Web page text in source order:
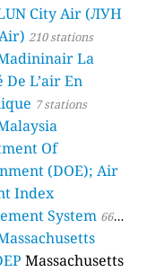
City Air (ЛУН
210 stations
La
De L’air En
7 stations
Of
(DOE); Air
Index
System 66
Massachusetts